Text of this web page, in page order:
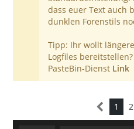
dass euer Text auch
dunklen Forenstils
Tipp: Ihr wollt
Logfiles
PasteBin-Dienst Link
1 2